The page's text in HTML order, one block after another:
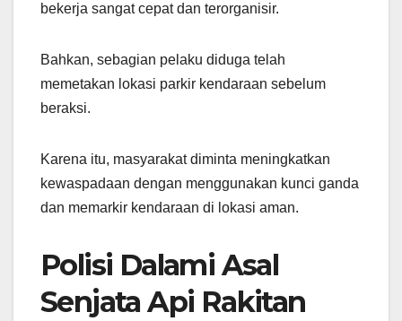
bekerja sangat cepat dan terorganisir.
Bahkan, sebagian pelaku diduga telah
memetakan lokasi parkir kendaraan sebelum
beraksi.
Karena itu, masyarakat diminta meningkatkan
kewaspadaan dengan menggunakan kunci ganda
dan memarkir kendaraan di lokasi aman.
Polisi Dalami Asal
Senjata Api Rakitan